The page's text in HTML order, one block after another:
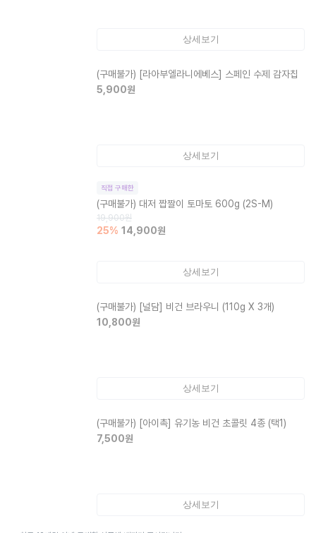
상세보기
(구매불가) [라아부엘라니에베스] 스페인 수제 감자칩
5,900원
상세보기
직접 구매한
(구매불가) 대저 짭짤이 토마토 600g (2S-M)
19,900원
25% 14,900원
상세보기
(구매불가) [널담] 비건 브라우니 (110g X 3개)
10,800원
상세보기
(구매불가) [아이촉] 유기농 비건 초콜릿 4종 (택1)
7,500원
상세보기